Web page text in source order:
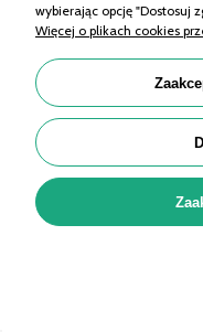
OMET MEDICAL Sp. z o.o. | ul.
KRS: 0001035811,
Sklep
wybierając opcję "Dostosuj
Więcej o plikach cookies